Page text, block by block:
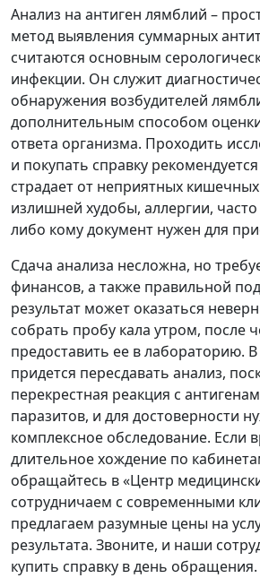
Анализ на антиген лямблий –
метод выявления суммарных
считаются основным
инфекции. Он служит
обнаружения возбудителей
дополнительным способом
ответа организма. Проходить
и покупать справку
страдает от неприятных
излишней худобы, аллергии, часто
либо кому документ нужен для
Сдача анализа несложна, но
финансов, а также правильной
результат может оказаться
собрать пробу кала утром, после
предоставить ее в лабораторию. В
придется пересдавать анализ,
перекрестная реакция с
паразитов, и для достоверности
комплексное обследование. Если
длительное хождение по
обращайтесь в «Центр
сотрудничаем с современными
предлагаем разумные цены на
результата. Звоните, и наши
купить справку в день обращения.